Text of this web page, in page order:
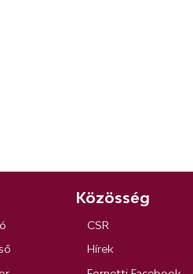
Közösség
CSR
Hírek